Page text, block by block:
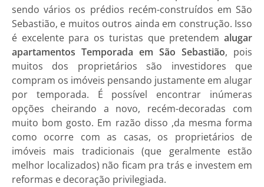
sendo vários os prédios recém-construídos em São
Sebastião, e muitos outros ainda em construção. Isso
é excelente para os turistas que pretendem alugar
apartamentos Temporada em São Sebastião, pois
muitos dos proprietários são investidores que
compram os imóveis pensando justamente em alugar
por temporada. É possível encontrar inúmeras
opções cheirando a novo, recém-decoradas com
muito bom gosto. Em razão disso ,da mesma forma
como ocorre com as casas, os proprietários de
imóveis mais tradicionais (que geralmente estão
melhor localizados) não ficam pra trás e investem em
reformas e decoração privilegiada.